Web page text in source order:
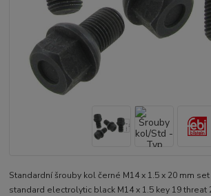
Standardní šrouby kol černé M14 x 1.5 x 20 mm
standard electrolytic black M14 x 1.5 key 19 threat